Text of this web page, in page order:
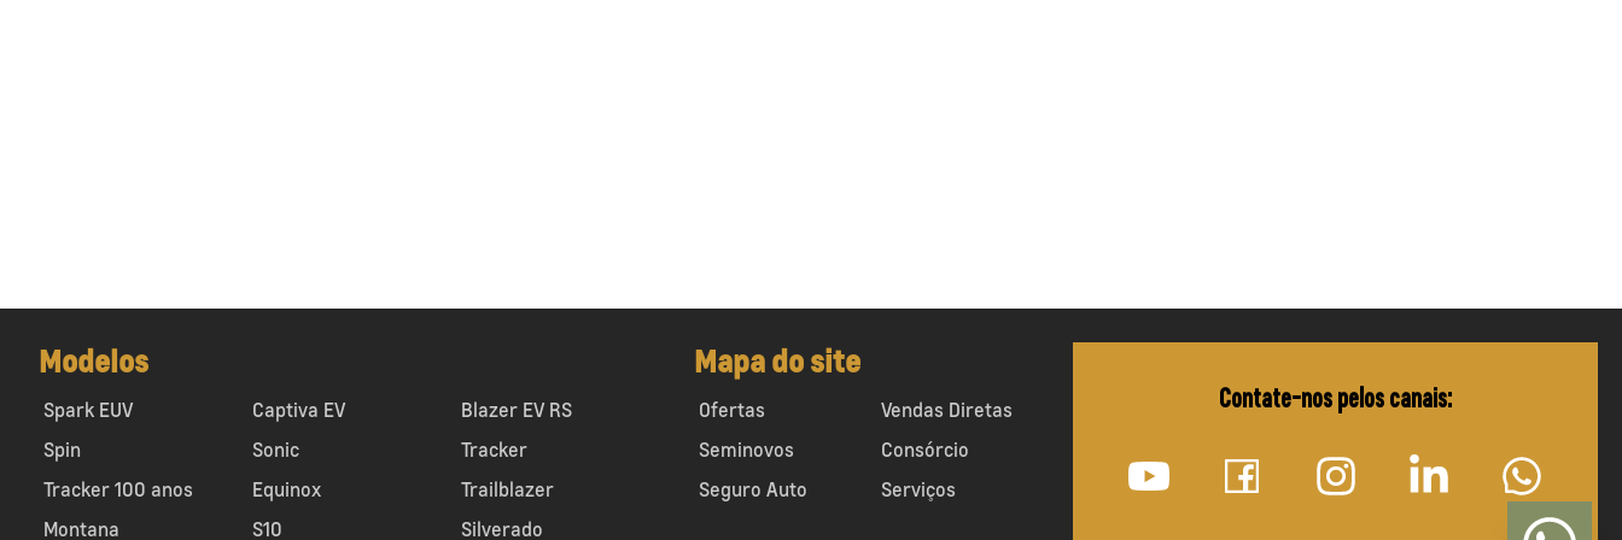
Modelos
Spark EUV Captiva EV
Blazer EV RS
Spin
Sonic
Tracker
Tracker 100 anos
Equinox
Trailblazer
Montana
S10 Silverado
Mapa do site
Ofertas
Vendas Diretas
Seminovos
Consórcio
Seguro Auto
Serviços
Contate-nos pelos canais: